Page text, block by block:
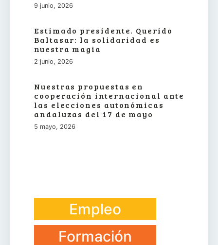
9 junio, 2026
Estimado presidente. Querido
Baltasar: la solidaridad es
nuestra magia
2 junio, 2026
Nuestras propuestas en
cooperación internacional ante
las elecciones autonómicas
andaluzas del 17 de mayo
5 mayo, 2026
Empleo
Formación